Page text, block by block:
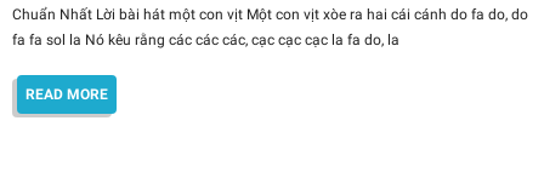
Chuẩn Nhất Lời bài hát một con vịt Một con vịt xòe ra hai cái cánh do fa do, do
fa fa sol la Nó kêu rằng các các các, cạc cạc cạc la fa do, la
READ MORE